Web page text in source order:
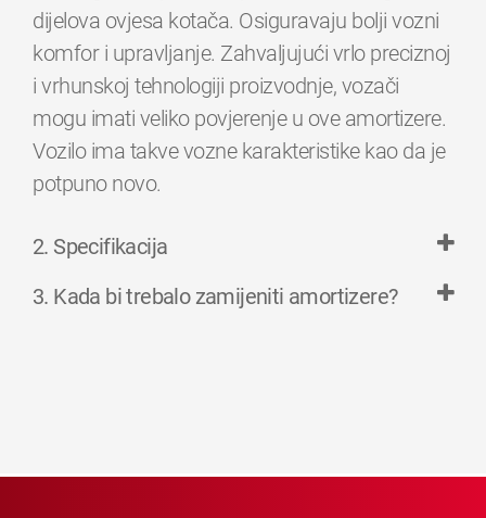
dijelova ovjesa kotača. Osiguravaju bolji vozni
komfor i upravljanje. Zahvaljujući vrlo preciznoj
i vrhunskoj tehnologiji proizvodnje, vozači
mogu imati veliko povjerenje u ove amortizere.
Vozilo ima takve vozne karakteristike kao da je
potpuno novo.
2. Specifikacija
3. Kada bi trebalo zamijeniti amortizere?